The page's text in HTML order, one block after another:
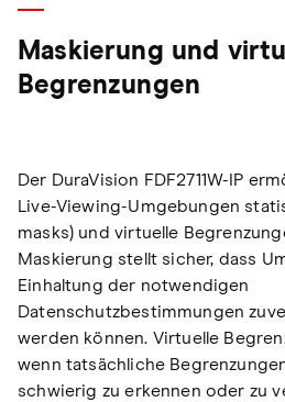
Maskierung und
Begrenzungen
Der DuraVision FDF2711W-IP
Live-Viewing-Umgebungen
masks) und virtuelle
Maskierung stellt sicher, dass
Einhaltung der notwendigen
Datenschutzbestimmungen
werden können. Virtuelle
wenn tatsächliche
schwierig zu erkennen oder zu